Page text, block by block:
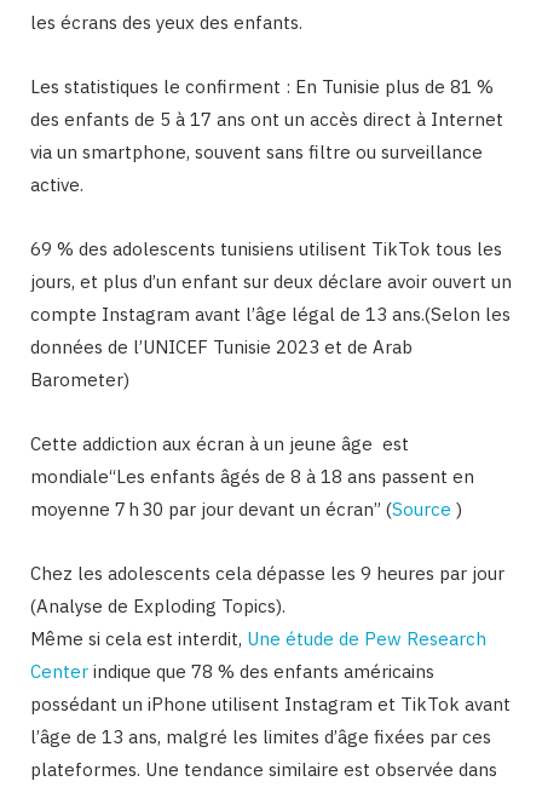
les écrans des yeux des enfants.
Les statistiques le confirment : En Tunisie plus de 81 %
des enfants de 5 à 17 ans ont un accès direct à Internet
via un smartphone, souvent sans filtre ou surveillance
active.
69 % des adolescents tunisiens utilisent TikTok tous les
jours, et plus d’un enfant sur deux déclare avoir ouvert un
compte Instagram avant l’âge légal de 13 ans.(Selon les
données de l’UNICEF Tunisie 2023 et de Arab
Barometer)
Cette addiction aux écran à un jeune âge est
mondiale“Les enfants âgés de 8 à 18 ans passent en
moyenne 7 h 30 par jour devant un écran” (Source )
Chez les adolescents cela dépasse les 9 heures par jour
(Analyse de Exploding Topics).
Même si cela est interdit, Une étude de Pew Research
Center indique que 78 % des enfants américains
possédant un iPhone utilisent Instagram et TikTok avant
l’âge de 13 ans, malgré les limites d’âge fixées par ces
plateformes. Une tendance similaire est observée dans